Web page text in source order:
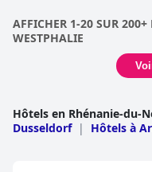
agréable et répond à la
améliorations pourraient
AFFICHER 1-20 SUR
WESTPHALIE
Hôtels en Rhénanie-du-
Dusseldorf | Hôtels à